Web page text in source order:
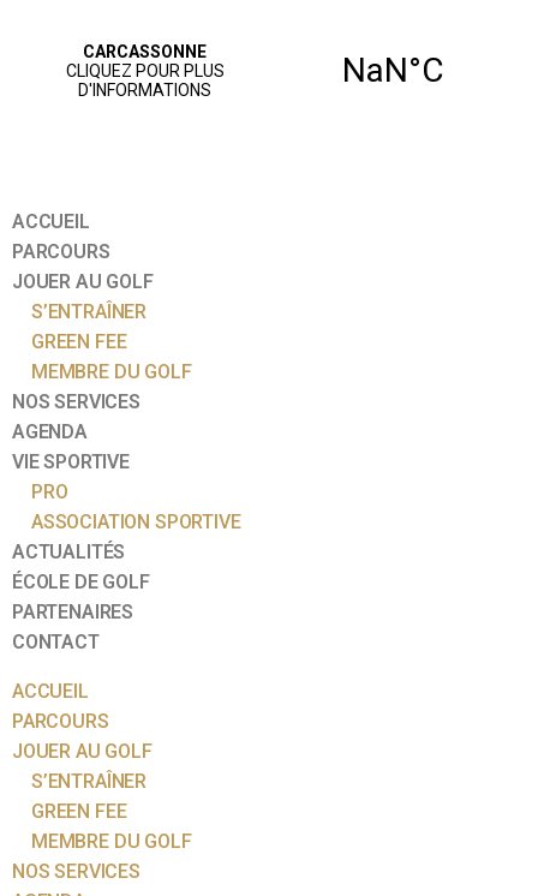
ACCUEIL
PARCOURS
JOUER AU GOLF
S’ENTRAÎNER
GREEN FEE
MEMBRE DU GOLF
NOS SERVICES
AGENDA
VIE SPORTIVE
PRO
ASSOCIATION SPORTIVE
ACTUALITÉS
ÉCOLE DE GOLF
PARTENAIRES
CONTACT
ACCUEIL
PARCOURS
JOUER AU GOLF
S’ENTRAÎNER
GREEN FEE
MEMBRE DU GOLF
NOS SERVICES